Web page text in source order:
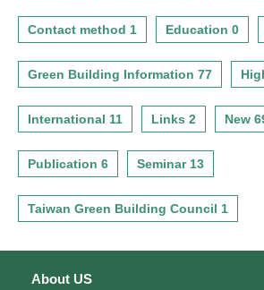
Contact method 1 Education 0
Green Building Information 77
International 11 Links 2 New
Publication 6 Seminar 13
Taiwan Green Building Council 1
About US